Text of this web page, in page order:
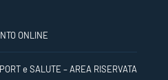
ONLINE
e SALUTE – AREA RISERVATA